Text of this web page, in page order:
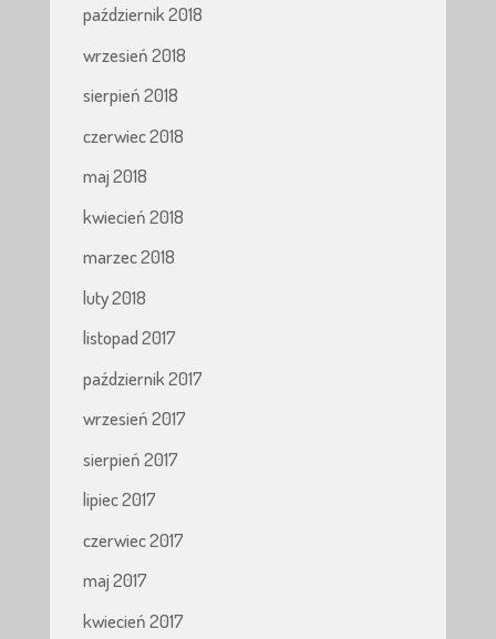
październik 2018
wrzesień 2018
sierpień 2018
czerwiec 2018
maj 2018
kwiecień 2018
marzec 2018
luty 2018
listopad 2017
październik 2017
wrzesień 2017
sierpień 2017
lipiec 2017
czerwiec 2017
maj 2017
kwiecień 2017